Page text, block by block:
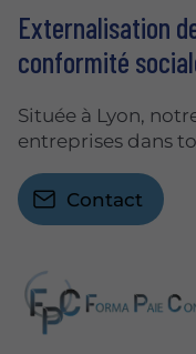
Externalisation
conformité
Située à Lyon,
entreprises dans
Contact